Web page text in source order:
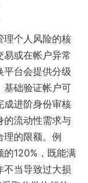
理个人风险的核
或在帐户异常
平台会提供分级
基础验证帐户可
成进阶身份审核
的流动性需求与
理的限额。例
的120%，既能满
不当导致过大损